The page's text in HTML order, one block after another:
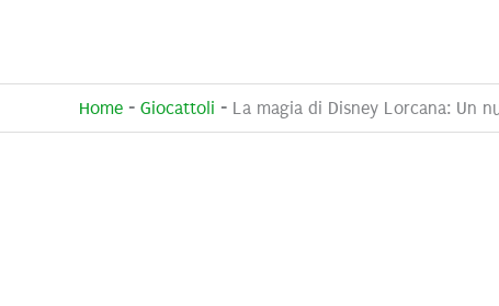
Home - Giocattoli - La magia di Disney Lorcana: Un